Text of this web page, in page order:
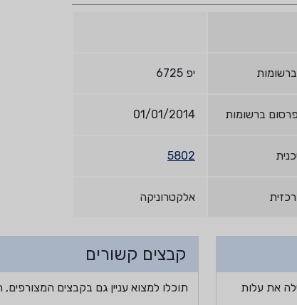
יפ 6725
ברשומות 01/01/2014
5802
אלקטרוניקה
את עלות
קבצים קשורים
תוכלו למצוא עניין גם בקבצים